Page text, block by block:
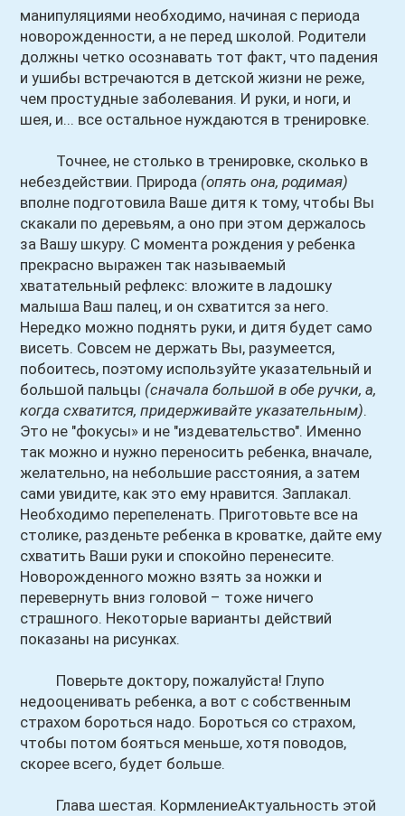
манипуляциями необходимо, начиная с периода
новорожденности, а не перед школой. Родители
должны четко осознавать тот факт, что падения
и ушибы встречаются в детской жизни не реже,
чем простудные заболевания. И руки, и ноги, и
шея, и... все остальное нуждаются в тренировке.
Точнее, не столько в тренировке, сколько в
небездействии. Природа (опять она, родимая)
вполне подготовила Ваше дитя к тому, чтобы Вы
скакали по деревьям, а оно при этом держалось
за Вашу шкуру. С момента рождения у ребенка
прекрасно выражен так называемый
хватательный рефлекс: вложите в ладошку
малыша Ваш палец, и он схватится за него.
Нередко можно поднять руки, и дитя будет само
висеть. Совсем не держать Вы, разумеется,
побоитесь, поэтому используйте указательный и
большой пальцы (сначала большой в обе ручки, а,
когда схватится, придерживайте указательным).
Это не "фокусы» и не "издевательство". Именно
так можно и нужно переносить ребенка, вначале,
желательно, на небольшие расстояния, а затем
сами увидите, как это ему нравится. Заплакал.
Необходимо перепеленать. Приготовьте все на
столике, разденьте ребенка в кроватке, дайте ему
схватить Ваши руки и спокойно перенесите.
Новорожденного можно взять за ножки и
перевернуть вниз головой – тоже ничего
страшного. Некоторые варианты действий
показаны на рисунках.
Поверьте доктору, пожалуйста! Глупо
недооценивать ребенка, а вот с собственным
страхом бороться надо. Бороться со страхом,
чтобы потом бояться меньше, хотя поводов,
скорее всего, будет больше.
Глава шестая. КормлениеАктуальность этой